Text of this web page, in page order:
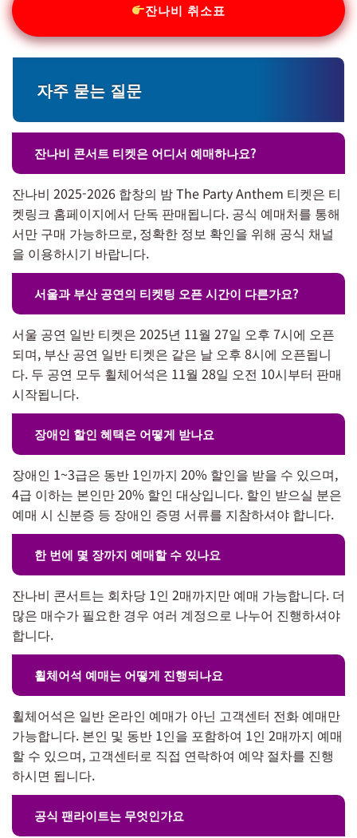
잔나비 취소표
자주 묻는 질문
잔나비 콘서트 티켓은 어디서 예매하나요?
잔나비 2025-2026 합창의 밤 The Party Anthem 티켓은 티
켓링크 홈페이지에서 단독 판매됩니다. 공식 예매처를 통해
서만 구매 가능하므로, 정확한 정보 확인을 위해 공식 채널
을 이용하시기 바랍니다.
서울과 부산 공연의 티켓팅 오픈 시간이 다른가요?
서울 공연 일반 티켓은 2025년 11월 27일 오후 7시에 오픈
되며, 부산 공연 일반 티켓은 같은 날 오후 8시에 오픈됩니
다. 두 공연 모두 휠체어석은 11월 28일 오전 10시부터 판매
시작됩니다.
장애인 할인 혜택은 어떻게 받나요
장애인 1~3급은 동반 1인까지 20% 할인을 받을 수 있으며,
4급 이하는 본인만 20% 할인 대상입니다. 할인 받으실 분은
예매 시 신분증 등 장애인 증명 서류를 지참하셔야 합니다.
한 번에 몇 장까지 예매할 수 있나요
잔나비 콘서트는 회차당 1인 2매까지만 예매 가능합니다. 더
많은 매수가 필요한 경우 여러 계정으로 나누어 진행하셔야
합니다.
휠체어석 예매는 어떻게 진행되나요
휠체어석은 일반 온라인 예매가 아닌 고객센터 전화 예매만
가능합니다. 본인 및 동반 1인을 포함하여 1인 2매까지 예매
할 수 있으며, 고객센터로 직접 연락하여 예약 절차를 진행
하시면 됩니다.
공식 팬라이트는 무엇인가요